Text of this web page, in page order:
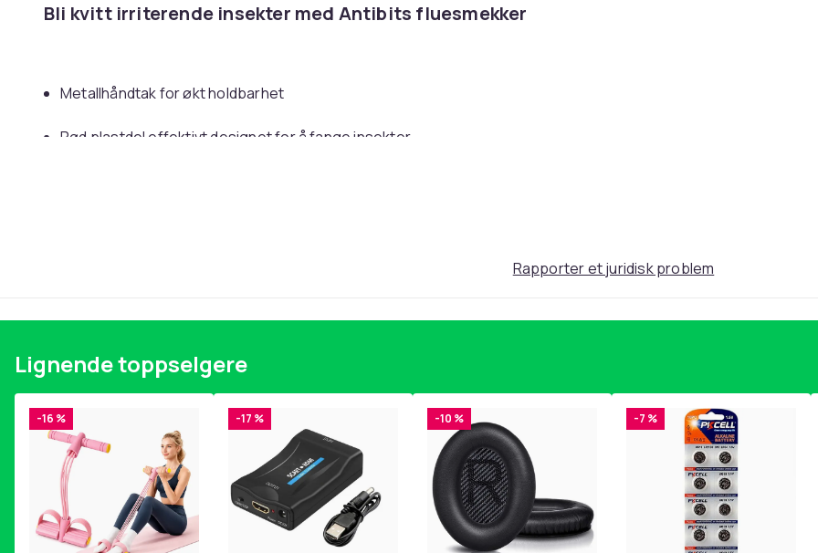
Bli kvitt irriterende insekter med Antibits fluesmekker
Metallhåndtak for økt holdbarhet
Rød plastdel effektivt designet for å fange insekter
flygende insekter. Med et solid metallhåndtak og en slående rød plastkropp, er denne
raskt og enkelt å bli kvitt plagsomme insekter i hjemmet eller under utendørsaktiviteter.
Enkel og effektiv bruk
Takket være sin ergonomiske design og velbalanserte vekt er Antibits fluesmekker lett å
håndtere, noe som gjør det enkelt å treffe og eliminere insekter med presisjon.
Spesifikasjon
- Håndtak: Metall
- Slagdel: Rød plast
Rapporter et juridisk problem
Lignende toppselgere
-16 % -17 % -10 % -7 %